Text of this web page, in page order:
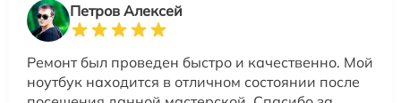
Петров Алексей
Ремонт был проведен быстро и качественно. Мой
ноутбук находится в отличном состоянии после